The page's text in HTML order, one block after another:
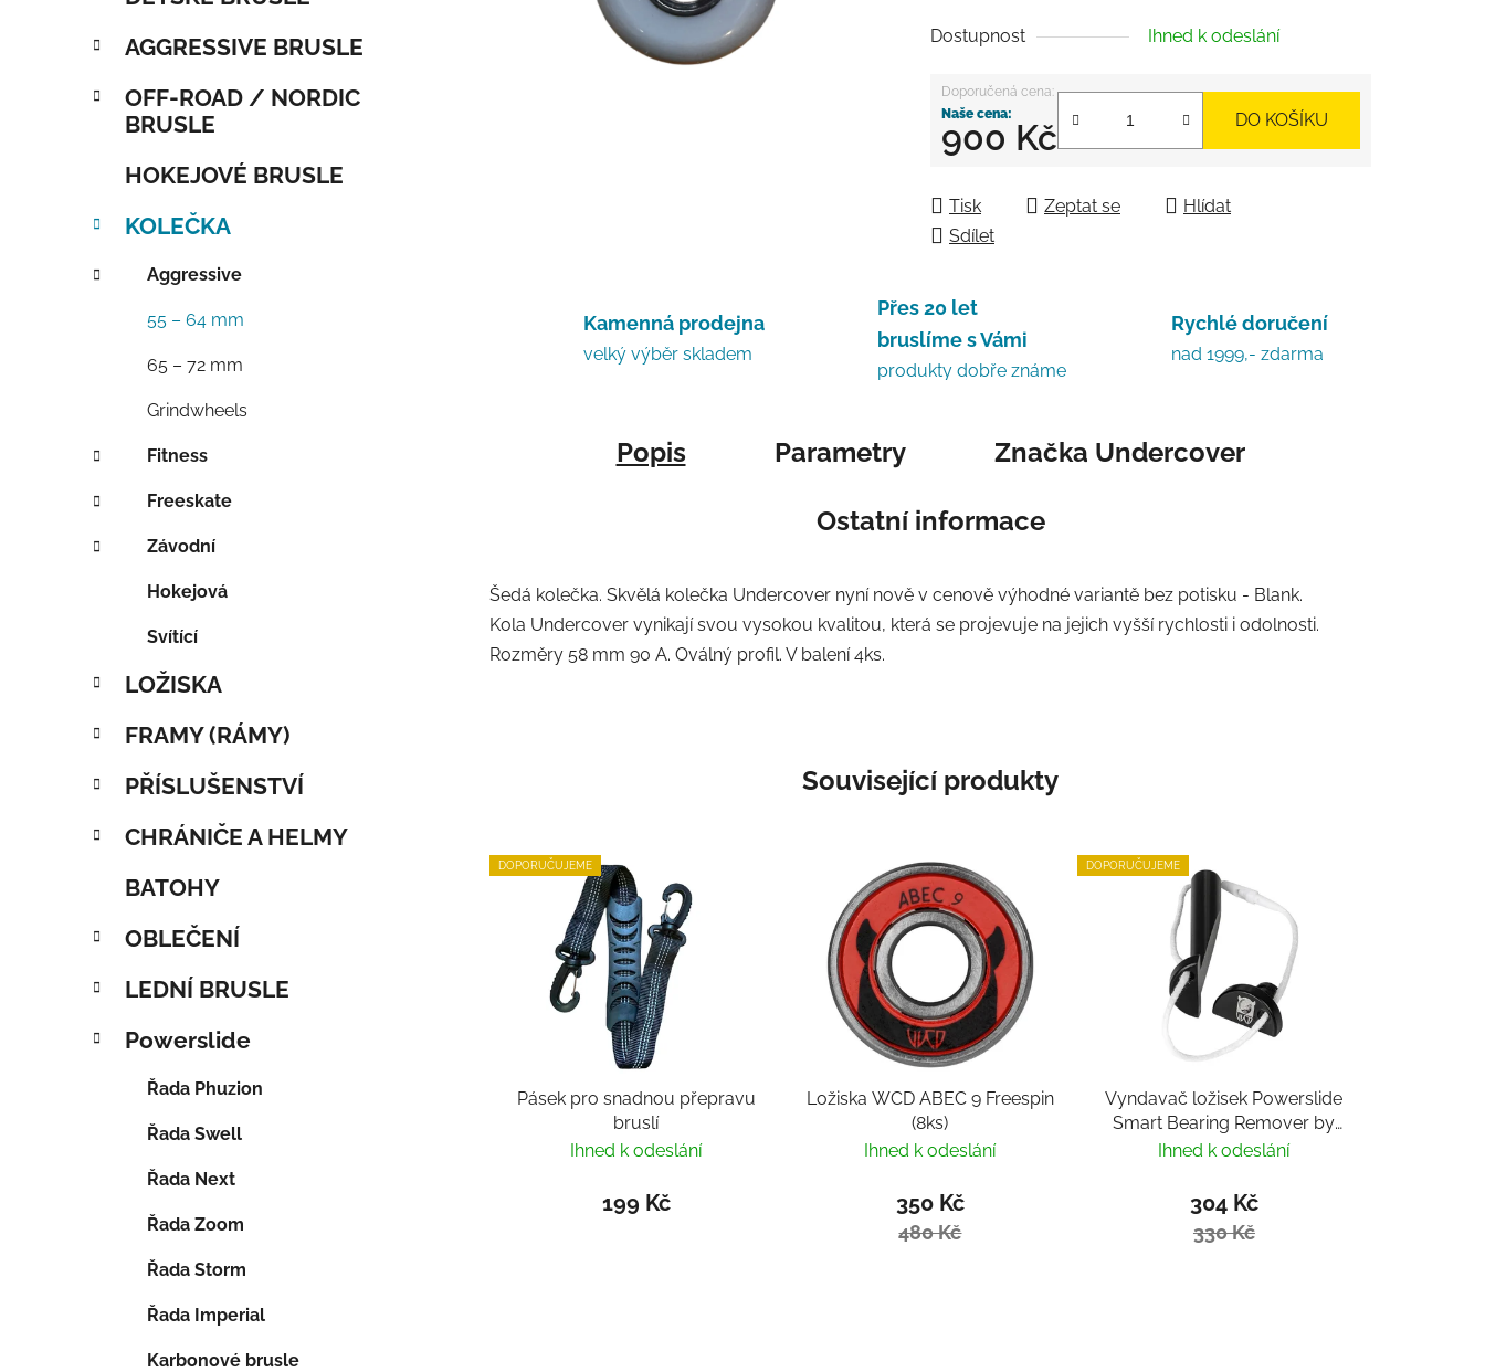
AGGRESSIVE BRUSLE
OFF-ROAD / NORDIC
BRUSLE
HOKEJOVÉ BRUSLE
KOLEČKA
Aggressive
55 – 64 mm
65 – 72 mm
Grindwheels
Fitness
Freeskate
Závodní
Hokejová
Svítící
LOŽISKA
FRAMY (RÁMY)
PŘÍSLUŠENSTVÍ
CHRÁNIČE A HELMY
BATOHY
OBLEČENÍ
LEDNÍ BRUSLE
Powerslide
Řada Phuzion
Řada Swell
Řada Next
Řada Zoom
Řada Storm
Řada Imperial
Karbonové brusle
Dostupnost Ihned k odeslání
900 Kč DO KOŠÍKU
Tisk Zeptat se
Hlídat
Sdílet
Kamenná prodejna
velký výběr skladem
Přes 20 let
bruslíme s Vámi
produkty dobře známe
Rychlé doručení
nad 1999,- zdarma
Popis Parametry Značka Undercover
Ostatní informace
Šedá kolečka. Skvělá kolečka Undercover nyní nově v cenově výhodné variantě bez potisku - Blank.
Kola Undercover vynikají svou vysokou kvalitou, která se projevuje na jejich vyšší rychlosti i odolnosti.
Rozměry 58 mm 90 A. Oválný profil. V balení 4ks.
Související produkty
DOPORUČUJEME
Pásek pro snadnou přepravu
bruslí
Ihned k odeslání
199 Kč
Ložiska WCD ABEC 9 Freespin
(8ks)
Ihned k odeslání
350 Kč
480 Kč
DOPORUČUJEME
Vyndavač ložisek Powerslide
Smart Bearing Remover by
Villy
Ihned k odeslání
304 Kč
330 Kč